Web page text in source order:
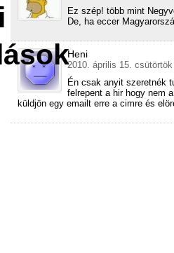
Ez szép! több mint
De, ha eccer
Heni
2010. április 15.
Én csak anyit szeretnék
felrepent a hir hogy nem
küldjön egy emailt erre a cimre és